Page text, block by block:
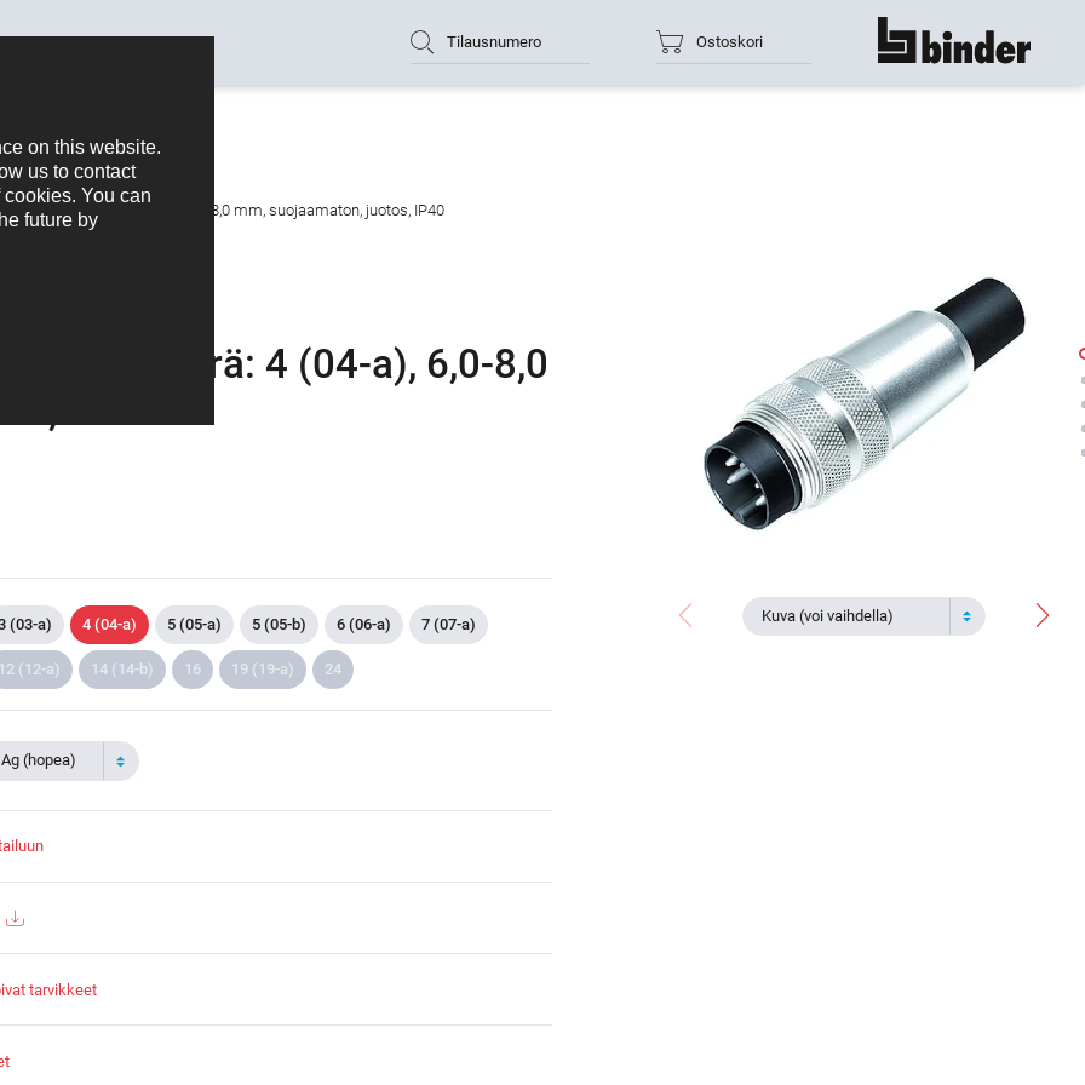
Tilausnumero Ostoskori näytä kaikki
Napojen määrä: 4 (04-a), 6,0-8,0 mm, suojaamaton, juotos, IP40
määrä: 4 (04-a), 6,0-8,0
Kuva (voi vaihdella)
(03-a) 4 (04-a) 5 (05-a) 5 (05-b) 6 (06-a) 7 (07-a)
12 (12-a) 14 (14-b) 16 19 (19-a) 24
(hopea)
tarvikkeet